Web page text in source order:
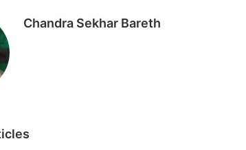
Chandra Sekhar Bareth